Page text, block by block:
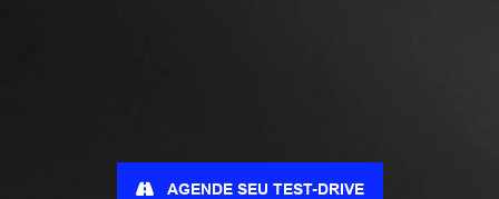
AGENDE SEU TEST-DRIVE